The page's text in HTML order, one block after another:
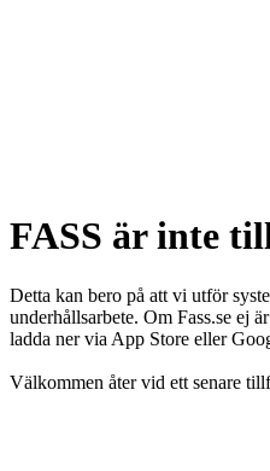
FASS är inte
Detta kan bero på att vi utför
underhållsarbete. Om Fass.se ej
ladda ner via App Store eller
Välkommen åter vid ett senare